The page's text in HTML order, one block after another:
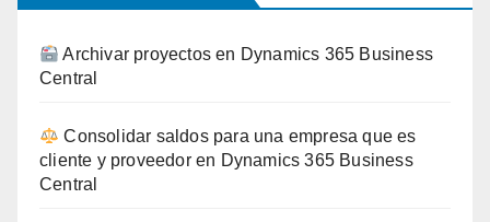
Archivar proyectos en Dynamics 365 Business
Central
Consolidar saldos para una empresa que es
cliente y proveedor en Dynamics 365 Business
Central